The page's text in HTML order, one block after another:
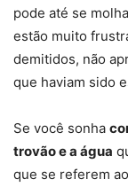
pode até se
estão muito
demitidos, não
que haviam sido
Se você sonha
trovão e a água
que se referem